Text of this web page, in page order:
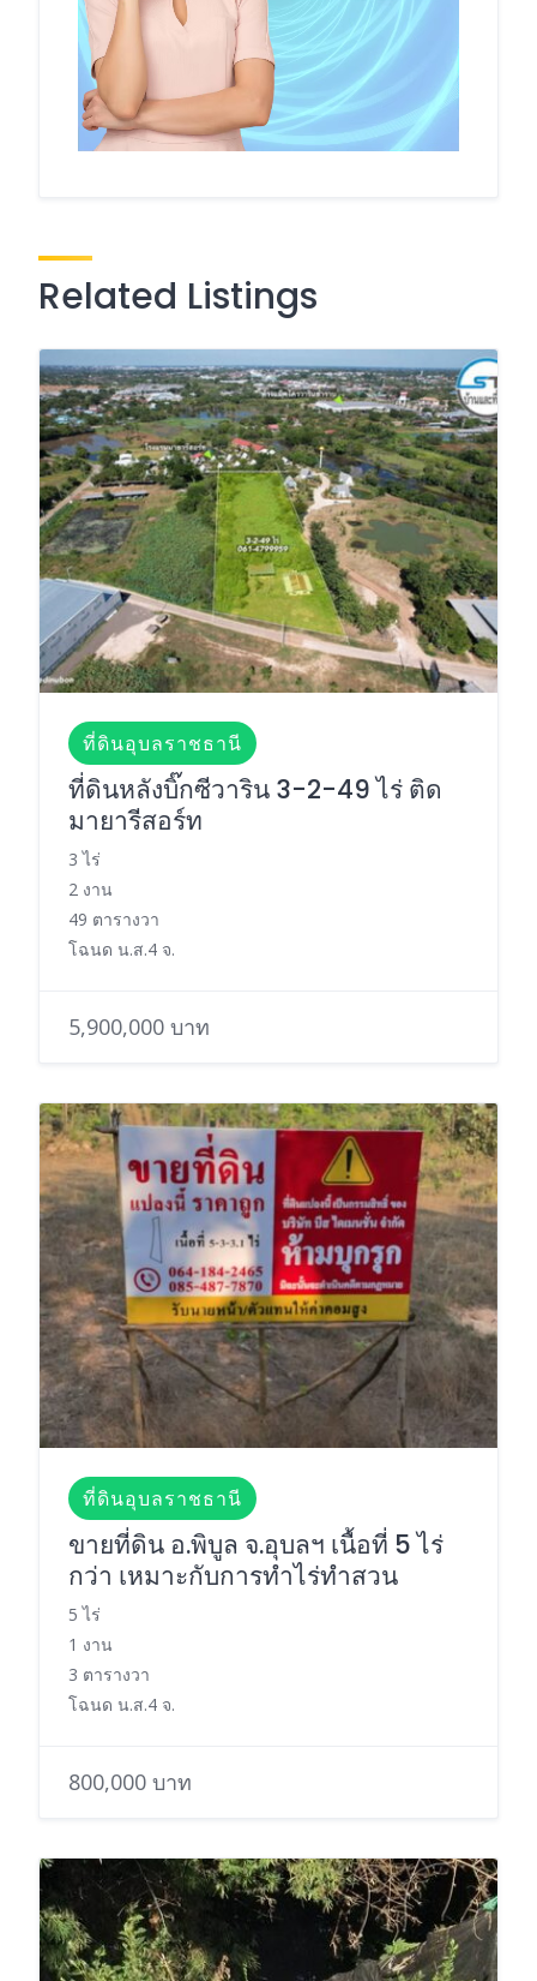
Related Listings
ที่ดินอุบลราชธานี
ที่ดินหลังบิ๊กซีวาริน 3-2-49 ไร่ ติด
มายารีสอร์ท
3 ไร่
2 งาน
49 ตารางวา
โฉนด น.ส.4 จ.
5,900,000 บาท
ที่ดินอุบลราชธานี
ขายที่ดิน อ.พิบูล จ.อุบลฯ เนื้อที่ 5 ไร่
กว่า เหมาะกับการทำไร่ทำสวน
5 ไร่
1 งาน
3 ตารางวา
โฉนด น.ส.4 จ.
800,000 บาท